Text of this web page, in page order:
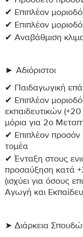
✔ Επιπλέον
✔ Επιπλέον
✔ Αναβάθμιση
► Αδιόριστοι
✔ Παιδαγωγική
✔ Επιπλέον
εκπαιδευτικών
μόρια για 2ο
✔ Επιπλέον προσόν
τομέα
✔ Ένταξη στους
προσαύξηση κατά
(ισχύει για όσους
Αγωγή και
➤ Διάρκεια